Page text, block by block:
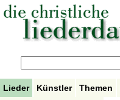
Lieder Künstler Themen